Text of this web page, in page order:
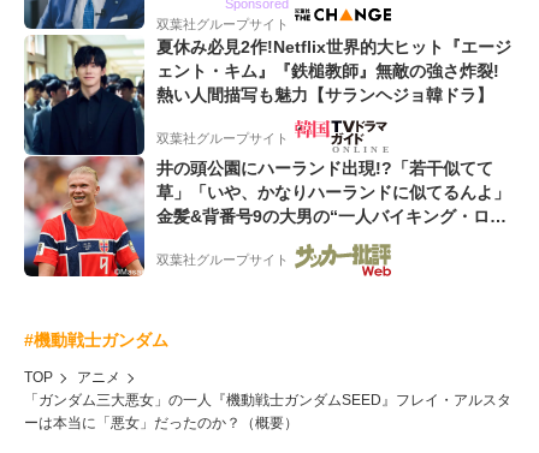
Sponsored
双葉社グループサイト
夏休み必見2作!Netflix世界的大ヒット『エージ
ェント・キム』『鉄槌教師』無敵の強さ炸裂!
熱い人間描写も魅力【サランヘジョ韓ドラ】
双葉社グループサイト
井の頭公園にハーランド出現!?「若干似てて
草」「いや、かなりハーランドに似てるんよ」
金髪&背番号9の大男の“一人バイキング・ロ
ー”映像が話題!「元気をもらった」
双葉社グループサイト
#機動戦士ガンダム
TOP
アニメ
「ガンダム三大悪女」の一人『機動戦士ガンダムSEED』フレイ・アルスタ
ーは本当に「悪女」だったのか？（概要）